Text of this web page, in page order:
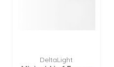
DeltaLight